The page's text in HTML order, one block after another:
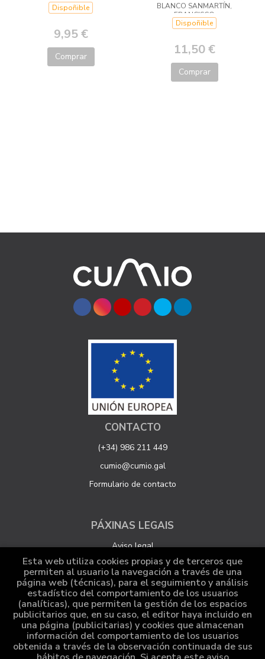
Dispoñible
9,95 €
Comprar
BLANCO SANMARTÍN,
FRANCISCO
Dispoñible
11,50 €
Comprar
CONTACTO
(+34) 986 211 449
cumio@cumio.gal
Formulario de contacto
PÁXINAS LEGAIS
Aviso legal
Protección de datos
Política de Cookies
Configuración de Cookies
ATENCIÓN AO CLIENTE
Esta web utiliza cookies propias y de terceros que
permiten al usuario la navegación a través de una
página web (técnicas), para el seguimiento y análisis
estadístico del comportamiento de los usuarios
(analíticas), que permiten la gestión de los espacios
publicitarios que, en su caso, el editor haya incluido en
una página (publicitarias) y cookies que almacenan
información del comportamiento de los usuarios
obtenida a través de la observación continuada de sus